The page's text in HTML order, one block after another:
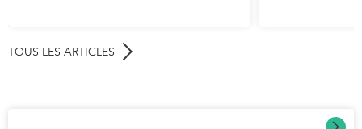
TOUS LES ARTICLES